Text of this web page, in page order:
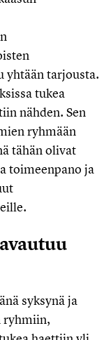
yhtään tarjousta.
tukea
nähden. Sen
ryhmään
tähän olivat
toimeenpano ja
syksynä ja
ryhmiin,